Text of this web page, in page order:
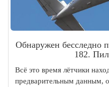
Обнаружен бесследно
182.
Всё это время лётчики
предварительным данным,